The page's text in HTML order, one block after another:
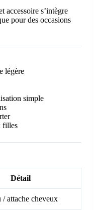
accessoire s’intègre
pour des occasions
légère
simple
filles
Détail
/ attache cheveux